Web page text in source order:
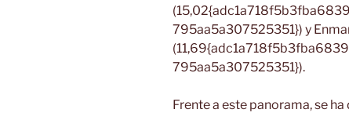
795aa5a307525351}) y
795aa5a307525351}).
Frente a este panorama, se